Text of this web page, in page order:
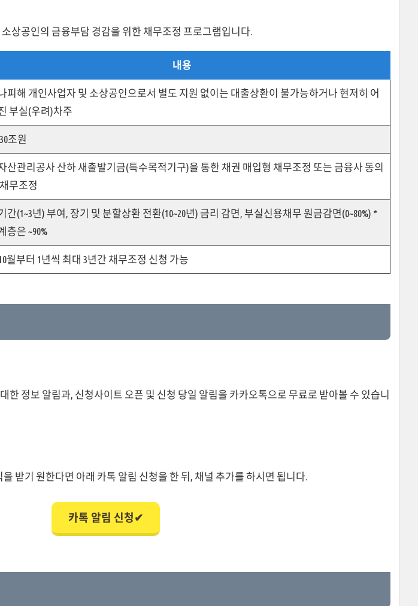
상공인의 금융부담 경감을 위한 채무조정 프로그램입니다.
내용
피해 개인사업자 및 소상공인으로서 별도 지원 없이는 대출상환이 불가능하거나 현저히 어
부실(우려)차주
조원
산관리공사 산하 새출발기금(특수목적기구)을 통한 채권 매입형 채무조정 또는 금융사 동의
무조정
간(1~3년) 부여, 장기 및 분할상환 전환(10~20년) 금리 감면, 부실신용채무 원금감면(0~80%) *
층은 ~90%
월부터 1년씩 최대 3년간 채무조정 신청 가능
한 정보 알림과, 신청사이트 오픈 및 신청 당일 알림을 카카오톡으로 무료로 받아볼 수 있습니
받기 원한다면 아래 카톡 알림 신청을 한 뒤, 채널 추가를 하시면 됩니다.
카톡 알림 신청✔